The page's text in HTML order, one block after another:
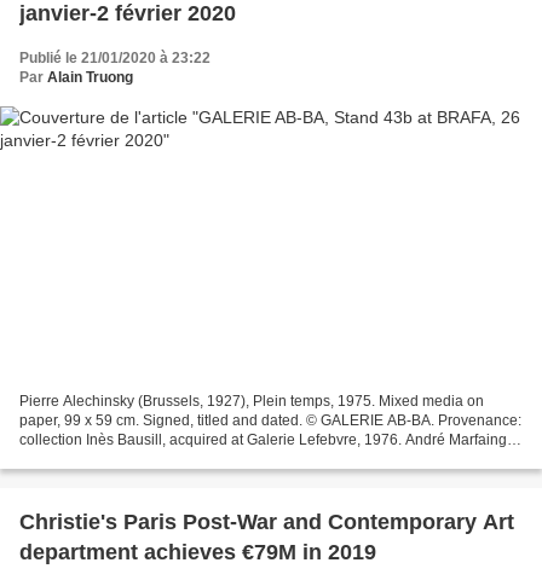
janvier-2 février 2020
Publié le 21/01/2020 à 23:22
Par Alain Truong
Pierre Alechinsky (Brussels, 1927), Plein temps, 1975. Mixed media on
paper, 99 x 59 cm. Signed, titled and dated. © GALERIE AB-BA. Provenance:
collection Inès Bausill, acquired at Galerie Lefebvre, 1976. André Marfaing
Christie's Paris Post-War and Contemporary Art
department achieves €79M in 2019